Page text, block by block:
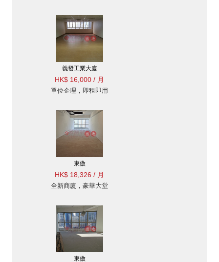
義發工業大廈
HK$ 16,000 / 月
單位企理，即租即用
東傲
HK$ 18,326 / 月
全新商廈，豪華大堂
東傲